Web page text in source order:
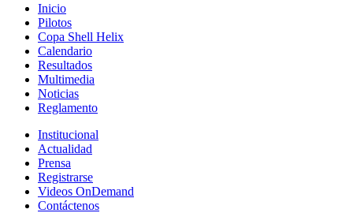
Inicio
Pilotos
Copa Shell Helix
Calendario
Resultados
Multimedia
Noticias
Reglamento
Institucional
Actualidad
Prensa
Registrarse
Videos OnDemand
Contáctenos